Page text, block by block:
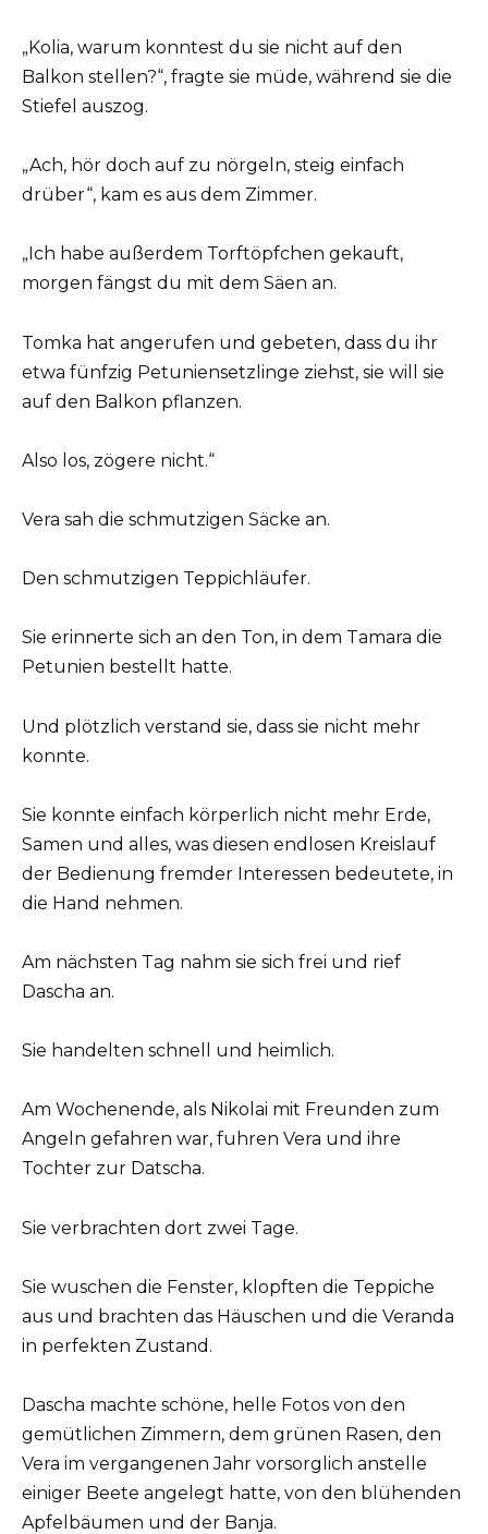
„Kolia, warum konntest du sie nicht auf den
Balkon stellen?“, fragte sie müde, während sie die
Stiefel auszog.
„Ach, hör doch auf zu nörgeln, steig einfach
drüber“, kam es aus dem Zimmer.
„Ich habe außerdem Torftöpfchen gekauft,
morgen fängst du mit dem Säen an.
Tomka hat angerufen und gebeten, dass du ihr
etwa fünfzig Petuniensetzlinge ziehst, sie will sie
auf den Balkon pflanzen.
Also los, zögere nicht.“
Vera sah die schmutzigen Säcke an.
Den schmutzigen Teppichläufer.
Sie erinnerte sich an den Ton, in dem Tamara die
Petunien bestellt hatte.
Und plötzlich verstand sie, dass sie nicht mehr
konnte.
Sie konnte einfach körperlich nicht mehr Erde,
Samen und alles, was diesen endlosen Kreislauf
der Bedienung fremder Interessen bedeutete, in
die Hand nehmen.
Am nächsten Tag nahm sie sich frei und rief
Dascha an.
Sie handelten schnell und heimlich.
Am Wochenende, als Nikolai mit Freunden zum
Angeln gefahren war, fuhren Vera und ihre
Tochter zur Datscha.
Sie verbrachten dort zwei Tage.
Sie wuschen die Fenster, klopften die Teppiche
aus und brachten das Häuschen und die Veranda
in perfekten Zustand.
Dascha machte schöne, helle Fotos von den
gemütlichen Zimmern, dem grünen Rasen, den
Vera im vergangenen Jahr vorsorglich anstelle
einiger Beete angelegt hatte, von den blühenden
Apfelbäumen und der Banja.